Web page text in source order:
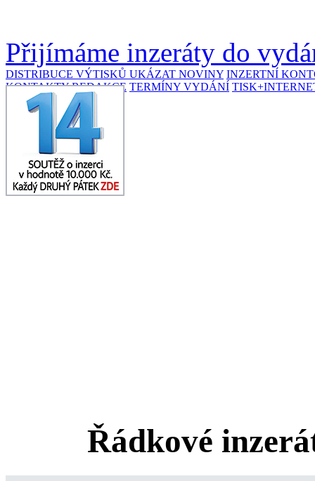
Přijímáme inzeráty do
DISTRIBUCE VÝTISKŮ UKÁZAT NOVINY INZERTNÍ
KONTAKTY REDAKCE TERMÍNY VYDÁNÍ
Řádkové